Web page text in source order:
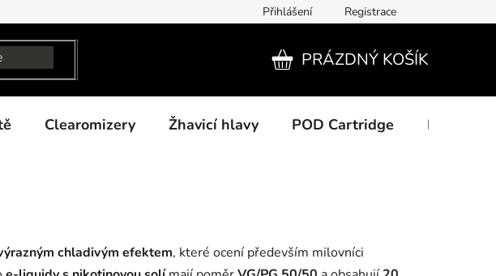
Přihlášení Registrace
KOŠÍK
PRÁZDNÝ KOŠÍK
Clearomizery Žhavicí hlavy POD Cartridge
chladivým efektem, které ocení především milovníci